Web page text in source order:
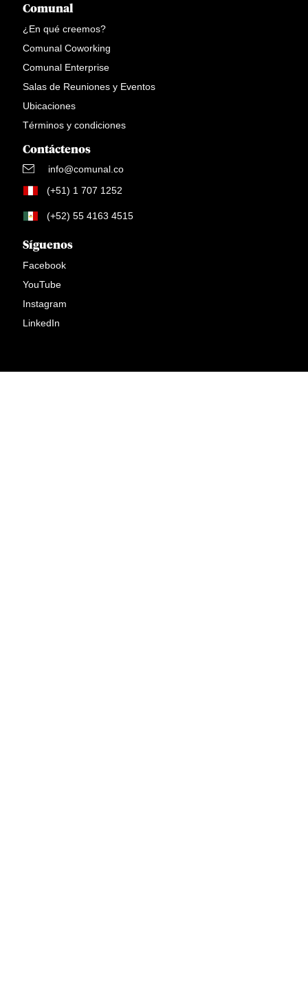
Comunal
¿En qué creemos?
Comunal Coworking
Comunal Enterprise
Salas de Reuniones y Eventos
Ubicaciones
Términos y condiciones
Contáctenos
info@comunal.co
(+51) 1 707 1252
(+52) 55 4163 4515
Síguenos
Facebook
YouTube
Instagram
LinkedIn